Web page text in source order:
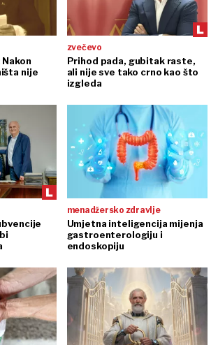
nije
zvečevo
Prihod pada, gubitak raste,
ali nije sve tako crno kao što
izgleda
menadžersko zdravlje
Umjetna inteligencija mijenja
gastroenterologiju i
endoskopiju